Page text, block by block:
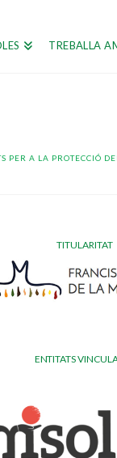
TREBALLA
PER A LA PROTECCIÓ
TITULARITAT
ENTITATS